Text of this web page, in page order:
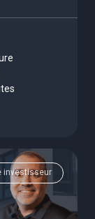
investisseur